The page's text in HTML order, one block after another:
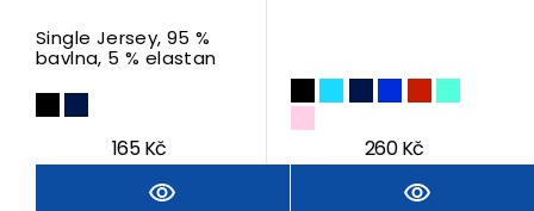
Single Jersey, 95 %
bavlna, 5 % elastan
165 Kč 260 Kč